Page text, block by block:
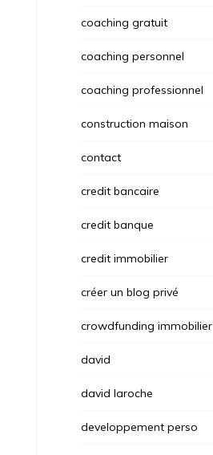
coaching gratuit
coaching personnel
coaching professionnel
construction maison
contact
credit bancaire
credit banque
credit immobilier
créer un blog privé
crowdfunding immobilier
david
david laroche
developpement perso